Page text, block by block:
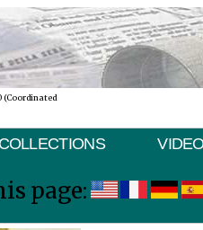
(Coordinated
COLLECTIONS
page: